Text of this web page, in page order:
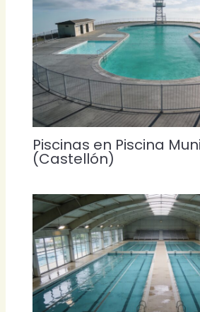
Piscinas en Piscina
(Castellón)